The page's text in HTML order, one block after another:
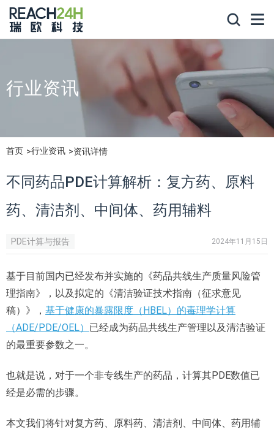
行业资讯
首页 行业资讯 资讯详情
不同药品PDE计算解析：复方药、原料
药、清洁剂、中间体、药用辅料
PDE计算与报告 2024年11月15日
基于目前国内已经发布并实施的《药品共线生产质量风险管
理指南》，以及拟定的《清洁验证技术指南（征求意见
稿）》， 基于健康的暴露限度（HBEL）的毒理学计算
（ADE/PDE/OEL） 已经成为药品共线生产管理以及清洁验证
的最重要参数之一。
也就是说，对于一个非专线生产的药品，计算其PDE数值已
经是必需的步骤。
本文我们将针对复方药、原料药、清洁剂、中间体、药用辅